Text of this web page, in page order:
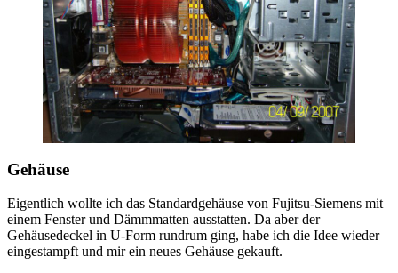
Gehäuse
Eigentlich wollte ich das Standardgehäuse von Fujitsu-Siemens mit
einem Fenster und Dämmmatten ausstatten. Da aber der
Gehäusedeckel in U-Form rundrum ging, habe ich die Idee wieder
eingestampft und mir ein neues Gehäuse gekauft.